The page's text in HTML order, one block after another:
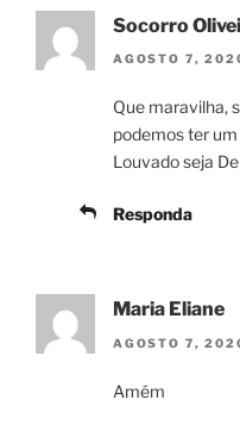
Socorro
AGOSTO 7,
Que maravilha,
podemos ter
Louvado seja
Responda
Maria Eliane
AGOSTO 7,
Amém